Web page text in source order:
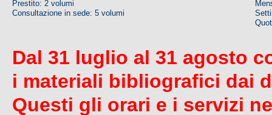
Prestito: 2 volumi
Consultazione in sede: 5 volumi
Dal 31 luglio al 31 agosto
i materiali bibliografici dai
Questi gli orari e i servizi